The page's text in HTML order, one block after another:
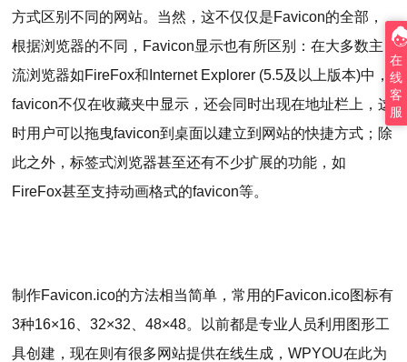
方式区别不同的网站。当然，这不仅仅是Favicon的全部，
根据浏览器的不同，Favicon显示也有所区别：在大多数主
流浏览器如FireFox和Internet Explorer (5.5及以上版本)中，
favicon不仅在收藏夹中显示，还会同时出现在地址栏上，这
时用户可以拖曳favicon到桌面以建立到网站的快捷方式；除
此之外，标签式浏览器甚至还有不少扩展的功能，如
FireFox甚至支持动画格式的favicon等。
制作Favicon.ico的方法相当简单，常用的Favicon.ico图标有
3种16×16、32×32、48×48。以前都是专业人员利用图形工
具创建，现在则有很多网站提供在线生成，WPYOU在此为
在
线
客
服